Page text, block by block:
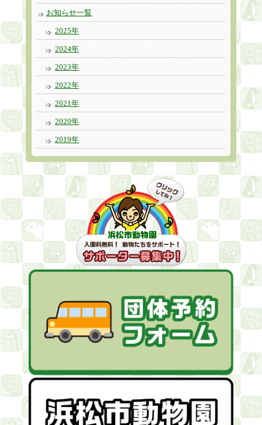
お知らせ一覧
2025年
2024年
2023年
2022年
2021年
2020年
2019年